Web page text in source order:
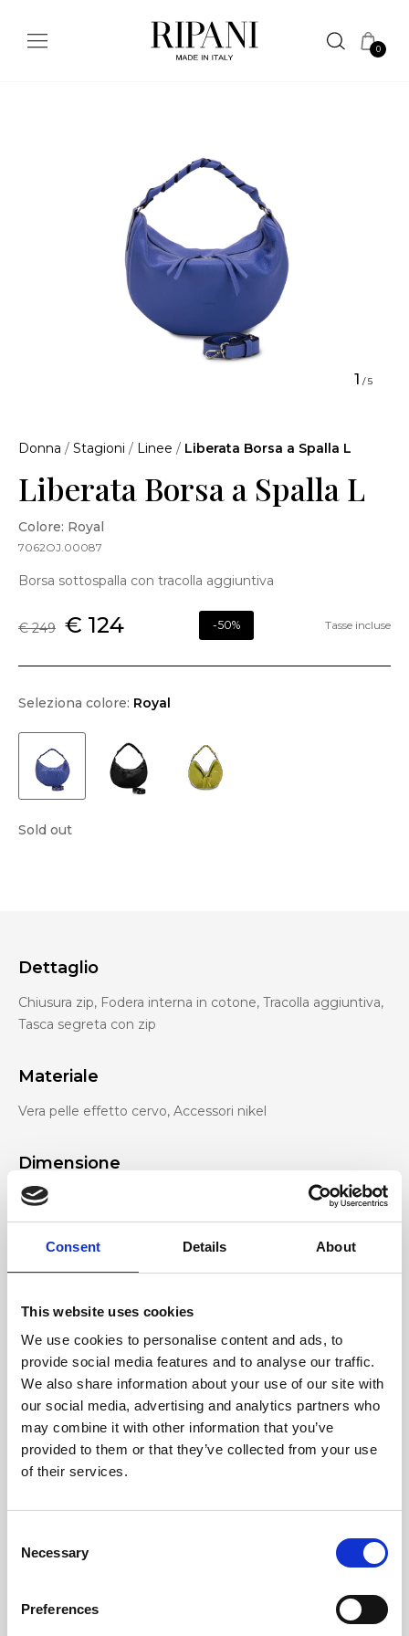
Consent Details About
This website uses cookies
We use cookies to personalise content and ads, to
provide social media features and to analyse our traffic.
We also share information about your use of our site with
our social media, advertising and analytics partners who
may combine it with other information that you’ve
provided to them or that they’ve collected from your use
of their services.
Selection
Necessary
Preferences
0
1 /5
Donna / Stagioni / Linee / Liberata Borsa a Spalla L
Liberata Borsa a Spalla L
Colore: Royal
7062OJ.00087
Borsa sottospalla con tracolla aggiuntiva
€ 249 € 124 -50% Tasse incluse
Seleziona colore: Royal
Sold out
Dettaglio
Chiusura zip, Fodera interna in cotone, Tracolla aggiuntiva,
Tasca segreta con zip
Materiale
Vera pelle effetto cervo, Accessori nikel
Dimensione
34 x 30 x 10 cm (l x a x p)